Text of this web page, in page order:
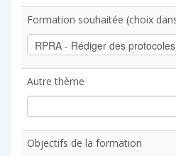
Formation souhaitée (choix
Autre thème
Objectifs de la formation